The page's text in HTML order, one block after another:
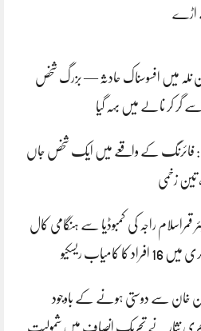
اڑے
نلہ میں افسوسناک حادثہ — بزرگ شخص
گر کر نالے میں بہہ گیا
فائرنگ کے واقعے میں ایک شخص جاں
تین زخمی
قمراسلام راجہ کی کمبوڈیا سے ہنگامی کال
افراد کا کامیاب ریسکیو
خان سے دوستی ہونے کے باوجود
نثار نے تحریک انصاف میں شمولیت